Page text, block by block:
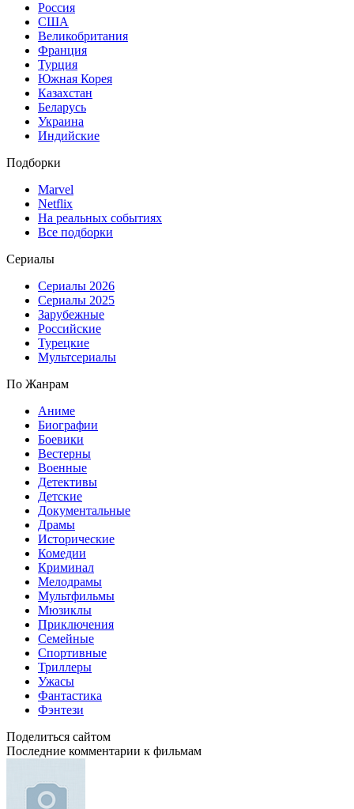
Россия
США
Великобритания
Франция
Турция
Южная Корея
Казахстан
Беларусь
Украина
Индийские
Подборки
Marvel
Netflix
На реальных событиях
Все подборки
Сериалы
Сериалы 2026
Сериалы 2025
Зарубежные
Российские
Турецкие
Мультсериалы
По Жанрам
Аниме
Биографии
Боевики
Вестерны
Военные
Детективы
Детские
Документальные
Драмы
Исторические
Комедии
Криминал
Мелодрамы
Мультфильмы
Мюзиклы
Приключения
Семейные
Спортивные
Триллеры
Ужасы
Фантастика
Фэнтези
Поделиться сайтом
Последние комментарии к фильмам